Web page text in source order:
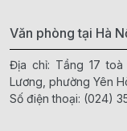
Văn phòng tại Hà
Địa chỉ: Tầng 17 toà
Lương, phường Yên
Số điện thoại: (024)